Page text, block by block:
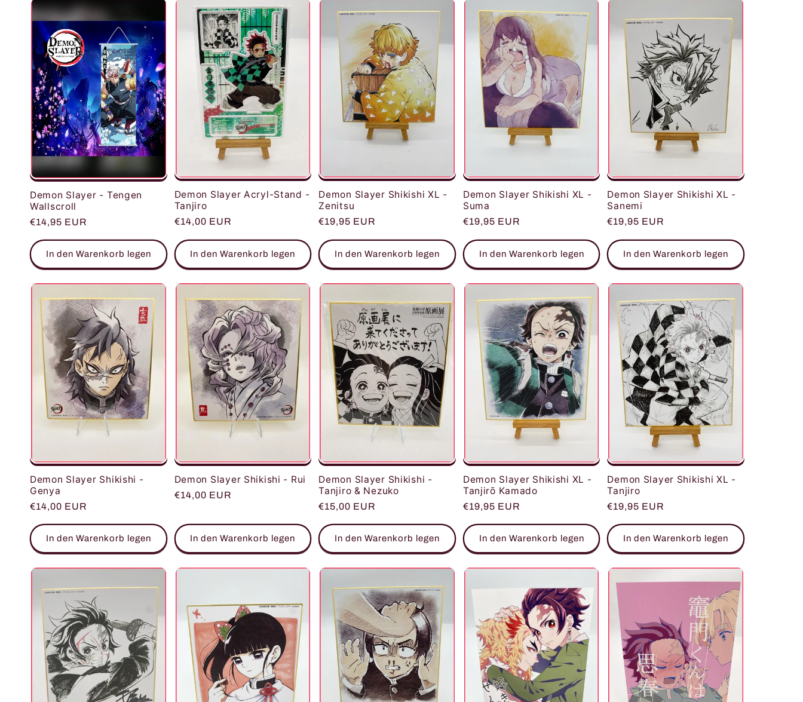
g
o
r
i
e
:
Demon Slayer - Tengen
Wallscroll
Normaler
€14,95 EUR
In den Warenkorb legen
Demon Slayer Acryl-Stand -
Tanjiro
Normaler
€14,00 EUR
In den Warenkorb legen
Demon Slayer Shikishi XL -
Zenitsu
Normaler
€19,95 EUR
In den Warenkorb legen
Demon Slayer Shikishi XL -
Suma
Normaler
€19,95 EUR
In den Warenkorb legen
Demon Slayer Shikishi XL -
Sanemi
Normaler
€19,95 EUR
In den Warenkorb legen
Demon Slayer Shikishi -
Genya
Normaler
€14,00 EUR
In den Warenkorb legen
Demon Slayer Shikishi - Rui
Normaler
€14,00 EUR
In den Warenkorb legen
Demon Slayer Shikishi -
Tanjiro & Nezuko
Normaler
€15,00 EUR
In den Warenkorb legen
Demon Slayer Shikishi XL -
Tanjirō Kamado
Normaler
€19,95 EUR
In den Warenkorb legen
Demon Slayer Shikishi XL -
Tanjiro
Normaler
€19,95 EUR
In den Warenkorb legen